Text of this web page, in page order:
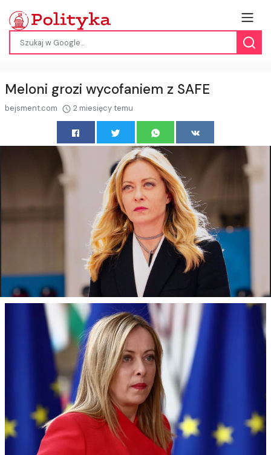
Meloni grozi wycofaniem z SAFE
bejsment.com 2 miesięcy temu